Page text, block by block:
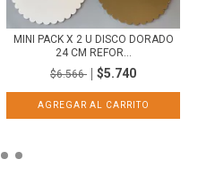
MINI PACK X 2 U DISCO DORADO
24 CM REFOR...
$6.566
$5.740